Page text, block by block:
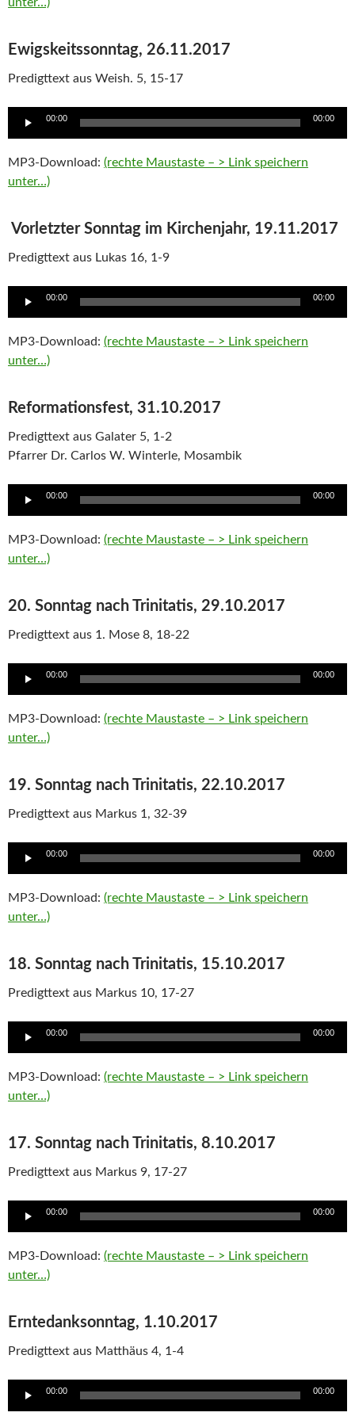
Ewigskeitssonntag, 26.11.2017
Predigttext aus Weish. 5, 15-17
00:00 00:00
MP3-Download: (rechte Maustaste – > Link speichern
unter…)
Vorletzter Sonntag im Kirchenjahr, 19.11.2017
Predigttext aus Lukas 16, 1-9
00:00 00:00
MP3-Download: (rechte Maustaste – > Link speichern
unter…)
Reformationsfest, 31.10.2017
Predigttext aus Galater 5, 1-2
Pfarrer Dr. Carlos W. Winterle, Mosambik
00:00 00:00
MP3-Download: (rechte Maustaste – > Link speichern
unter…)
20. Sonntag nach Trinitatis, 29.10.2017
Predigttext aus 1. Mose 8, 18-22
00:00 00:00
MP3-Download: (rechte Maustaste – > Link speichern
unter…)
19. Sonntag nach Trinitatis, 22.10.2017
Predigttext aus Markus 1, 32-39
00:00 00:00
MP3-Download: (rechte Maustaste – > Link speichern
unter…)
18. Sonntag nach Trinitatis, 15.10.2017
Predigttext aus Markus 10, 17-27
00:00 00:00
MP3-Download: (rechte Maustaste – > Link speichern
unter…)
17. Sonntag nach Trinitatis, 8.10.2017
Predigttext aus Markus 9, 17-27
00:00 00:00
MP3-Download: (rechte Maustaste – > Link speichern
unter…)
Erntedanksonntag, 1.10.2017
Predigttext aus Matthäus 4, 1-4
00:00 00:00